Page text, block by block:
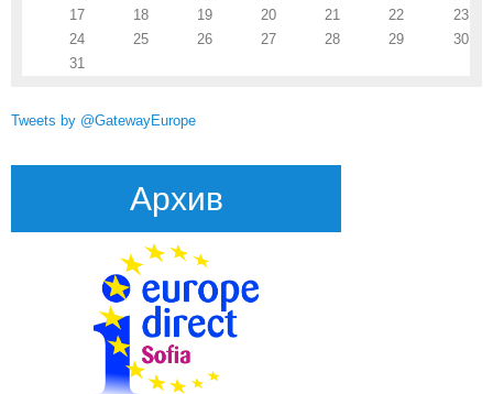
17
18 19 20 21 22
23
24
25 26 27 28 29
30
31
Tweets by @GatewayEurope
Архив